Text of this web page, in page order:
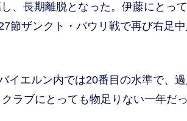
、長期離脱となった。伊藤にとっ
節ザンクト・パウリ戦で再び右足
エルン内では20番目の水準で、
ラブにとっても物足りない一年だ